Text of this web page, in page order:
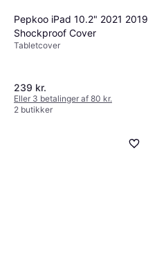
Pepkoo iPad 10.2" 2021 2019
Shockproof Cover
Tabletcover
239 kr.
Eller 3 betalinger af 80 kr.
2 butikker